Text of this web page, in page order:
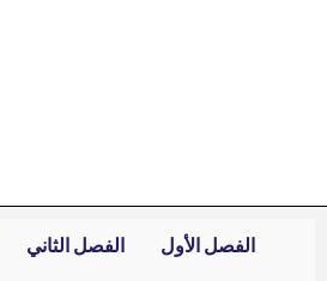
الفصل الأول الفصل الثاني